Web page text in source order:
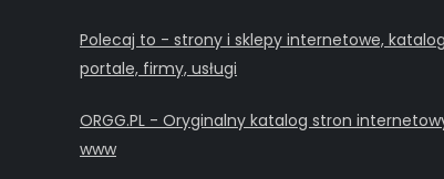
Polecaj to - strony i sklepy internetowe,
portale, firmy, usługi
ORGG.PL - Oryginalny katalog stron
www